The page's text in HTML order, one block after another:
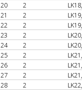
20
2
21
2
22
2
23
2
24
2
25
2
26
2
27
2
28
2